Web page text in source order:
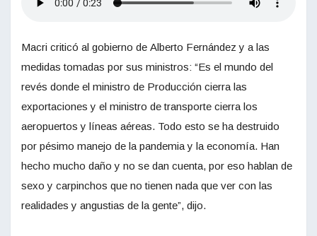
Macri criticó al gobierno de Alberto Fernández y a las
medidas tomadas por sus ministros: “Es el mundo del
revés donde el ministro de Producción cierra las
exportaciones y el ministro de transporte cierra los
aeropuertos y líneas aéreas. Todo esto se ha destruido
por pésimo manejo de la pandemia y la economía. Han
hecho mucho daño y no se dan cuenta, por eso hablan de
sexo y carpinchos que no tienen nada que ver con las
realidades y angustias de la gente”, dijo.